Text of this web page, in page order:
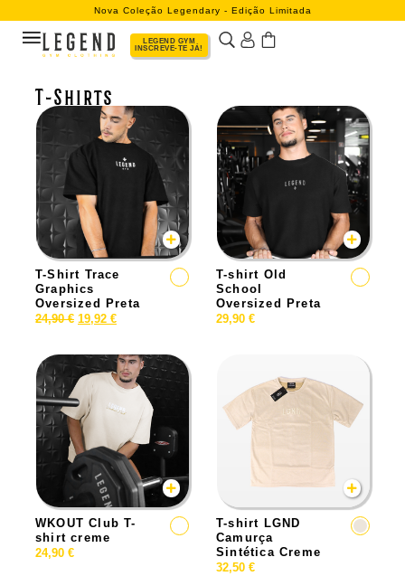
Nova Coleção Legendary - Edição Limitada
LEGEND GYM
INSCREVE-TE JÁ!
T-Shirts
T-Shirt Trace
Graphics
Oversized Preta
24,90€ 19,92 €
T-shirt Old
School
Oversized Preta
29,90 €
WKOUT Club T-
shirt creme
24,90 €
T-shirt LGND
Camurça
Sintética Creme
32,50 €